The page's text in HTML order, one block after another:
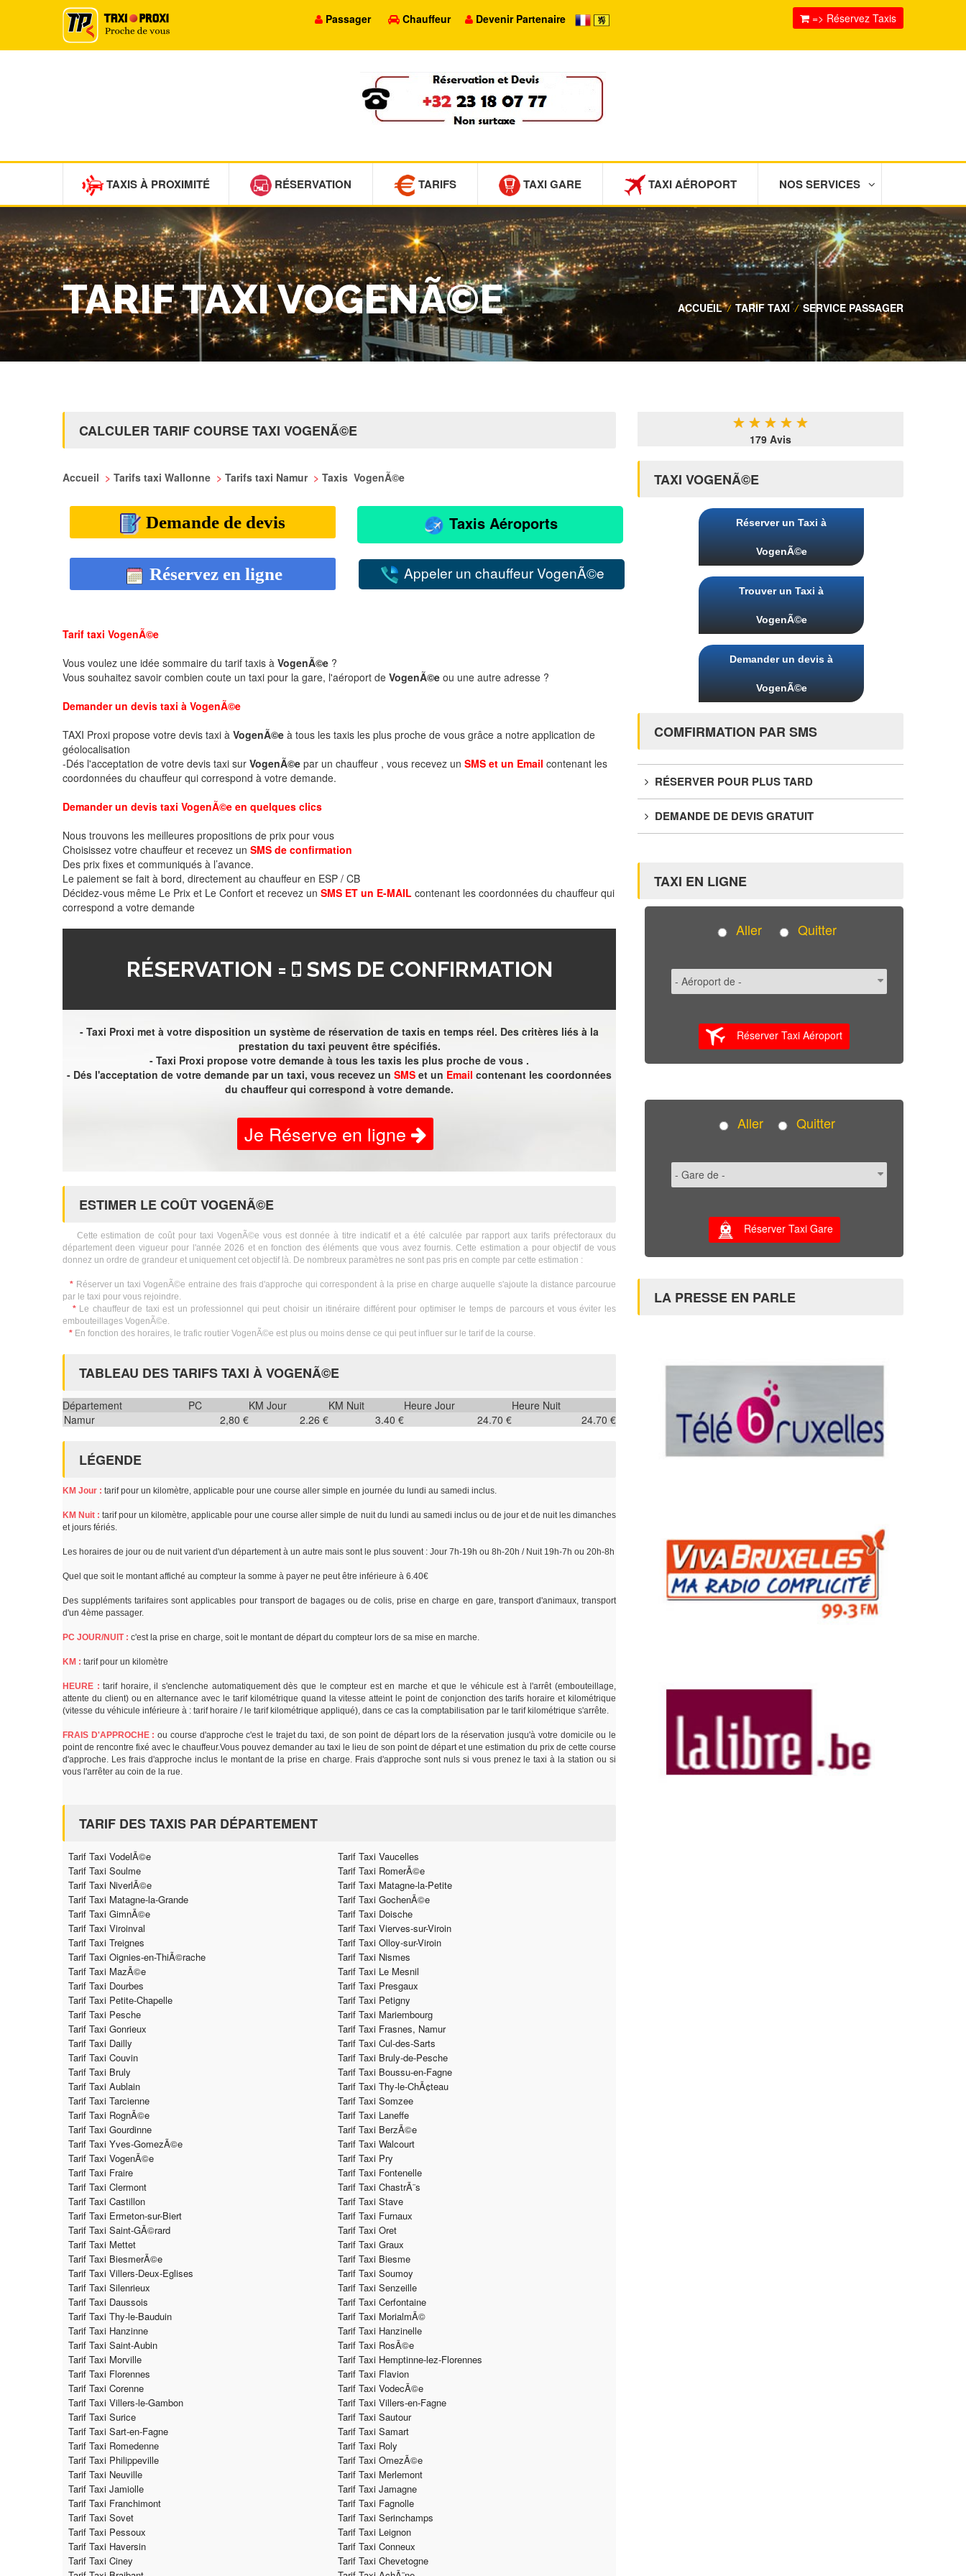
Passager Chauffeur Devenir Partenaire => Réservez Taxis
TAXIS À PROXIMITÉ RÉSERVATION TARIFS TAXI GARE TAXI AÉROPORT NOS SERVICES
TARIF TAXI VOGENÃ©E ACCUEIL / TARIF TAXI / SERVICE PASSAGER
CALCULER TARIF COURSE TAXI VOGENÃ©E
Accueil > Tarifs taxi Wallonne > Tarifs taxi Namur > Taxis VogenÃ©e
Demande de devis Taxis Aéroports
Réservez en ligne Appeler un chauffeur VogenÃ©e
Tarif taxi VogenÃ©e
Vous voulez une idée sommaire du tarif taxis à VogenÃ©e ?
Vous souhaitez savoir combien coute un taxi pour la gare, l'aéroport de VogenÃ©e ou une autre adresse ?
Demander un devis taxi à VogenÃ©e
TAXI Proxi propose votre devis taxi à VogenÃ©e à tous les taxis les plus proche de vous grâce a notre application de
géolocalisation
-Dés l'acceptation de votre devis taxi sur VogenÃ©e par un chauffeur , vous recevez un SMS et un Email contenant les
coordonnées du chauffeur qui correspond à votre demande.
Demander un devis taxi VogenÃ©e en quelques clics
Nous trouvons les meilleures propositions de prix pour vous
Choisissez votre chauffeur et recevez un SMS de confirmation
Des prix fixes et communiqués à l’avance.
Le paiement se fait à bord, directement au chauffeur en ESP / CB
Décidez-vous même Le Prix et Le Confort et recevez un SMS ET un E-MAIL contenant les coordonnées du chauffeur qui
correspond a votre demande
RÉSERVATION = SMS DE CONFIRMATION
- Taxi Proxi met à votre disposition un système de réservation de taxis en temps réel. Des critères liés à la
prestation du taxi peuvent être spécifiés.
- Taxi Proxi propose votre demande à tous les taxis les plus proche de vous .
- Dés l'acceptation de votre demande par un taxi, vous recevez un SMS et un Email contenant les coordonnées
du chauffeur qui correspond à votre demande.
Je Réserve en ligne
ESTIMER LE COÛT VOGENÃ©E
Cette estimation de coût pour taxi VogenÃ©e vous est donnée à titre indicatif et a été calculée par rapport aux tarifs préfectoraux du
département deen vigueur pour l'année 2026 et en fonction des éléments que vous avez fournis. Cette estimation a pour objectif de vous
donnez un ordre de grandeur et uniquement cet objectif là. De nombreux paramètres ne sont pas pris en compte par cette estimation :
* Réserver un taxi VogenÃ©e entraine des frais d'approche qui correspondent à la prise en charge auquelle s'ajoute la distance parcourue
par le taxi pour vous rejoindre.
*Le chauffeur de taxi est un professionnel qui peut choisir un itinéraire différent pour optimiser le temps de parcours et vous éviter les
embouteillages VogenÃ©e.
* En fonction des horaires, le trafic routier VogenÃ©e est plus ou moins dense ce qui peut influer sur le tarif de la course.
TABLEAU DES TARIFS TAXI À VOGENÃ©E
Département PC KM Jour KM Nuit Heure Jour
Heure Nuit
Namur
2,80 € 2.26 € 3.40 € 24.70 € 24.70 €
LÉGENDE
KM Jour : tarif pour un kilomètre, applicable pour une course aller simple en journée du lundi au samedi inclus.
KM Nuit : tarif pour un kilomètre, applicable pour une course aller simple de nuit du lundi au samedi inclus ou de jour et de nuit les dimanches
et jours fériés.
Les horaires de jour ou de nuit varient d'un département à un autre mais sont le plus souvent : Jour 7h-19h ou 8h-20h / Nuit 19h-7h ou 20h-8h
Quel que soit le montant affiché au compteur la somme à payer ne peut être inférieure à 6.40€
Des suppléments tarifaires sont applicables pour transport de bagages ou de colis, prise en charge en gare, transport d'animaux, transport
d'un 4ème passager.
PC JOUR/NUIT : c'est la prise en charge, soit le montant de départ du compteur lors de sa mise en marche.
KM : tarif pour un kilomètre
HEURE : tarif horaire, il s'enclenche automatiquement dès que le compteur est en marche et que le véhicule est à l'arrêt (embouteillage,
attente du client) ou en alternance avec le tarif kilométrique quand la vitesse atteint le point de conjonction des tarifs horaire et kilométrique
(vitesse du véhicule inférieure à : tarif horaire / le tarif kilométrique appliqué), dans ce cas la comptabilisation par le tarif kilométrique s'arrête.
FRAIS D'APPROCHE : ou course d'approche c'est le trajet du taxi, de son point de départ lors de la réservation jusqu'à votre domicile ou le
point de rencontre fixé avec le chauffeur.Vous pouvez demander au taxi le lieu de son point de départ et une estimation du prix de cette course
d'approche. Les frais d'approche inclus le montant de la prise en charge. Frais d'approche sont nuls si vous prenez le taxi à la station ou si
vous l'arrêter au coin de la rue.
TARIF DES TAXIS PAR DÉPARTEMENT
Tarif Taxi VodelÃ©e
Tarif Taxi Vaucelles
Tarif Taxi Soulme
Tarif Taxi RomerÃ©e
Tarif Taxi NiverlÃ©e
Tarif Taxi Matagne-la-Petite
Tarif Taxi Matagne-la-Grande
Tarif Taxi GochenÃ©e
Tarif Taxi GimnÃ©e
Tarif Taxi Doische
Tarif Taxi Viroinval
Tarif Taxi Vierves-sur-Viroin
Tarif Taxi Treignes
Tarif Taxi Olloy-sur-Viroin
Tarif Taxi Oignies-en-ThiÃ©rache
Tarif Taxi Nismes
Tarif Taxi MazÃ©e
Tarif Taxi Le Mesnil
Tarif Taxi Dourbes
Tarif Taxi Presgaux
Tarif Taxi Petite-Chapelle
Tarif Taxi Petigny
Tarif Taxi Pesche
Tarif Taxi Mariembourg
Tarif Taxi Gonrieux
Tarif Taxi Frasnes, Namur
Tarif Taxi Dailly
Tarif Taxi Cul-des-Sarts
Tarif Taxi Couvin
Tarif Taxi Bruly-de-Pesche
Tarif Taxi Bruly
Tarif Taxi Boussu-en-Fagne
Tarif Taxi Aublain
Tarif Taxi Thy-le-ChÃ¢teau
Tarif Taxi Tarcienne
Tarif Taxi Somzee
Tarif Taxi RognÃ©e
Tarif Taxi Laneffe
Tarif Taxi Gourdinne
Tarif Taxi BerzÃ©e
Tarif Taxi Yves-GomezÃ©e
Tarif Taxi Walcourt
Tarif Taxi VogenÃ©e
Tarif Taxi Pry
Tarif Taxi Fraire
Tarif Taxi Fontenelle
Tarif Taxi Clermont
Tarif Taxi ChastrÃ¨s
Tarif Taxi Castillon
Tarif Taxi Stave
Tarif Taxi Ermeton-sur-Biert
Tarif Taxi Furnaux
Tarif Taxi Saint-GÃ©rard
Tarif Taxi Oret
Tarif Taxi Mettet
Tarif Taxi Graux
Tarif Taxi BiesmerÃ©e
Tarif Taxi Biesme
Tarif Taxi Villers-Deux-Eglises
Tarif Taxi Soumoy
Tarif Taxi Silenrieux
Tarif Taxi Senzeille
Tarif Taxi Daussois
Tarif Taxi Cerfontaine
Tarif Taxi Thy-le-Bauduin
Tarif Taxi MorialmÃ©
Tarif Taxi Hanzinne
Tarif Taxi Hanzinelle
Tarif Taxi Saint-Aubin
Tarif Taxi RosÃ©e
Tarif Taxi Morville
Tarif Taxi Hemptinne-lez-Florennes
Tarif Taxi Florennes
Tarif Taxi Flavion
Tarif Taxi Corenne
Tarif Taxi VodecÃ©e
Tarif Taxi Villers-le-Gambon
Tarif Taxi Villers-en-Fagne
Tarif Taxi Surice
Tarif Taxi Sautour
Tarif Taxi Sart-en-Fagne
Tarif Taxi Samart
Tarif Taxi Romedenne
Tarif Taxi Roly
Tarif Taxi Philippeville
Tarif Taxi OmezÃ©e
Tarif Taxi Neuville
Tarif Taxi Merlemont
Tarif Taxi Jamiolle
Tarif Taxi Jamagne
Tarif Taxi Franchimont
Tarif Taxi Fagnolle
Tarif Taxi Sovet
Tarif Taxi Serinchamps
Tarif Taxi Pessoux
Tarif Taxi Leignon
Tarif Taxi Haversin
Tarif Taxi Conneux
Tarif Taxi Ciney
Tarif Taxi Chevetogne
★ ★ ★ ★ ★
179 Avis
TAXI VOGENÃ©E
Réserver un Taxi à
VogenÃ©e
Trouver un Taxi à
VogenÃ©e
Demander un devis à
VogenÃ©e
COMFIRMATION PAR SMS
RÉSERVER POUR PLUS TARD
DEMANDE DE DEVIS GRATUIT
TAXI EN LIGNE
Aller Quitter
Réserver Taxi Aéroport
Aller Quitter
Réserver Taxi Gare
LA PRESSE EN PARLE